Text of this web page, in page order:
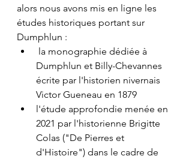
alors nous avons mis en ligne les
études historiques portant sur
Dumphlun :
Dumphlun et Billy-Chevannes
écrite par l'historien nivernais
Victor Gueneau en 1879
l'étude approfondie menée en
2021 par l'historienne Brigitte
Colas ("De Pierres et
d'Histoire") dans le cadre de